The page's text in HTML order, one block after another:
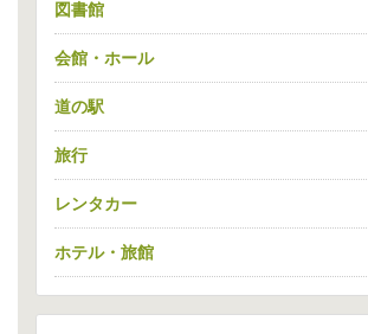
図書館
会館・ホール
道の駅
旅行
レンタカー
ホテル・旅館